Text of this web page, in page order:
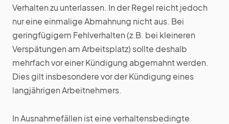
Verhalten zu unterlassen. In der Regel reicht jedoch
nur eine einmalige Abmahnung nicht aus. Bei
geringfügigem Fehlverhalten (z.B. bei kleineren
Verspätungen am Arbeitsplatz) sollte deshalb
mehrfach vor einer Kündigung abgemahnt werden.
Dies gilt insbesondere vor der Kündigung eines
langjährigen Arbeitnehmers.
In Ausnahmefällen ist eine verhaltensbedingte